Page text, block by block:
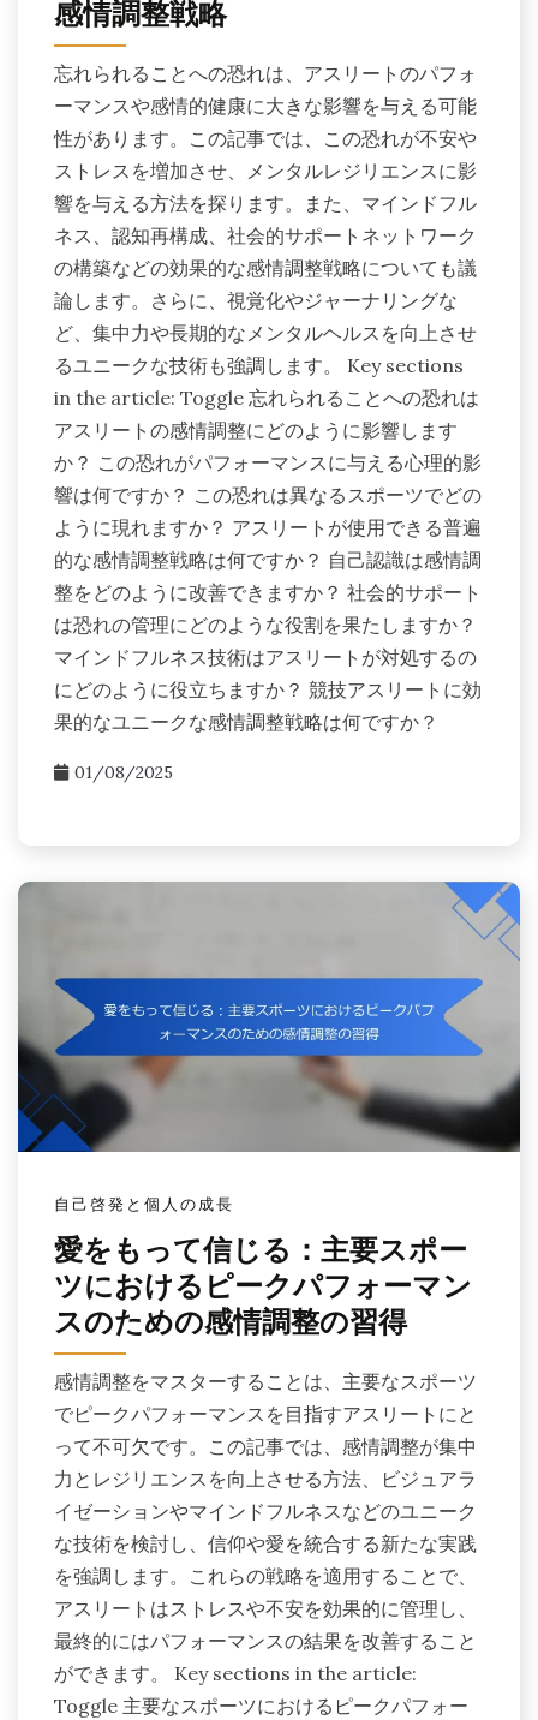
感情調整戦略
忘れられることへの恐れは、アスリートのパフォ
ーマンスや感情的健康に大きな影響を与える可能
性があります。この記事では、この恐れが不安や
ストレスを増加させ、メンタルレジリエンスに影
響を与える方法を探ります。また、マインドフル
ネス、認知再構成、社会的サポートネットワーク
の構築などの効果的な感情調整戦略についても議
論します。さらに、視覚化やジャーナリングな
ど、集中力や長期的なメンタルヘルスを向上させ
るユニークな技術も強調します。 Key sections
in the article: Toggle 忘れられることへの恐れは
アスリートの感情調整にどのように影響します
か？ この恐れがパフォーマンスに与える心理的影
響は何ですか？ この恐れは異なるスポーツでどの
ように現れますか？ アスリートが使用できる普遍
的な感情調整戦略は何ですか？ 自己認識は感情調
整をどのように改善できますか？ 社会的サポート
は恐れの管理にどのような役割を果たしますか？
マインドフルネス技術はアスリートが対処するの
にどのように役立ちますか？ 競技アスリートに効
果的なユニークな感情調整戦略は何ですか？
01/08/2025
自己啓発と個人の成長
愛をもって信じる：主要スポー
ツにおけるピークパフォーマン
スのための感情調整の習得
感情調整をマスターすることは、主要なスポーツ
でピークパフォーマンスを目指すアスリートにと
って不可欠です。この記事では、感情調整が集中
力とレジリエンスを向上させる方法、ビジュアラ
イゼーションやマインドフルネスなどのユニーク
な技術を検討し、信仰や愛を統合する新たな実践
を強調します。これらの戦略を適用することで、
アスリートはストレスや不安を効果的に管理し、
最終的にはパフォーマンスの結果を改善すること
ができます。 Key sections in the article:
Toggle 主要なスポーツにおけるピークパフォー